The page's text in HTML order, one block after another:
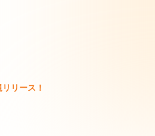
リース！